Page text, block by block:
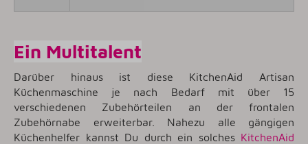
Ein Multitalent
Darüber hinaus ist diese KitchenAid Artisan
Küchenmaschine je nach Bedarf mit über 15
verschiedenen Zubehörteilen an der frontalen
Zubehörnabe erweiterbar. Nahezu alle gängigen
Küchenhelfer kannst Du durch ein solches KitchenAid